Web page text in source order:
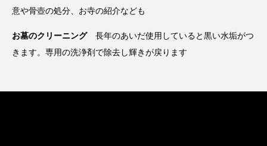
意や骨壺の処分、お寺の紹介なども
お墓のクリーニング長年のあいだ使用していると黒い水垢がつ
きます。専用の洗浄剤で除去し輝きが戻ります